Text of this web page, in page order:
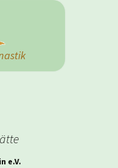
e.V.